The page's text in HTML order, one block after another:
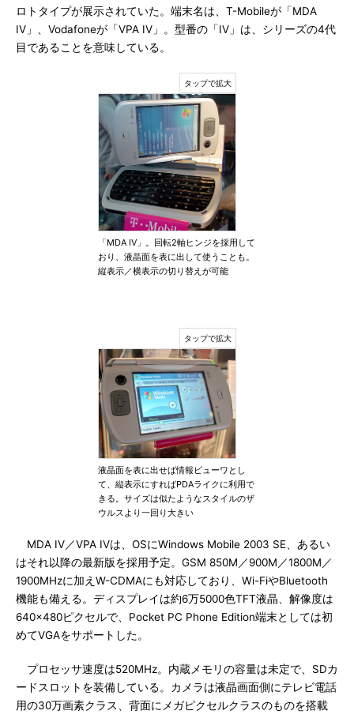
ロトタイプが展示されていた。端末名は、T-Mobileが「MDA
IV」、Vodafoneが「VPA IV」。型番の「IV」は、シリーズの4代
目であることを意味している。
「MDA IV」。回転2軸ヒンジを採用して
おり、液晶面を表に出して使うことも。
縦表示／横表示の切り替えが可能
液晶面を表に出せば情報ビューワとし
て、縦表示にすればPDAライクに利用で
きる。サイズは似たようなスタイルのザ
ウルスより一回り大きい
MDA IV／VPA IVは、OSにWindows Mobile 2003 SE、あるい
はそれ以降の最新版を採用予定。GSM 850M／900M／1800M／
1900MHzに加えW-CDMAにも対応しており、Wi-FiやBluetooth
機能も備える。ディスプレイは約6万5000色TFT液晶、解像度は
640×480ピクセルで、Pocket PC Phone Edition端末としては初
めてVGAをサポートした。
プロセッサ速度は520MHz。内蔵メモリの容量は未定で、SDカ
ードスロットを装備している。カメラは液晶画面側にテレビ電話
用の30万画素クラス、背面にメガピクセルクラスのものを搭載